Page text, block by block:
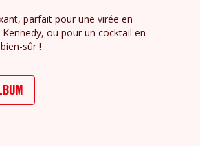
parfait pour une virée en
ou pour un cocktail en
sûr !